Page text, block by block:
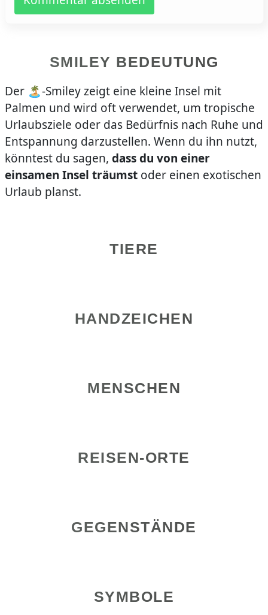
SMILEY BEDEUTUNG
Der 🏝️-Smiley zeigt eine kleine Insel mit
Palmen und wird oft verwendet, um tropische
Urlaubsziele oder das Bedürfnis nach Ruhe und
Entspannung darzustellen. Wenn du ihn nutzt,
könntest du sagen, dass du von einer
einsamen Insel träumstoder einen exotischen
Urlaub planst.
TIERE
HANDZEICHEN
MENSCHEN
REISEN-ORTE
GEGENSTÄNDE
SYMBOLE